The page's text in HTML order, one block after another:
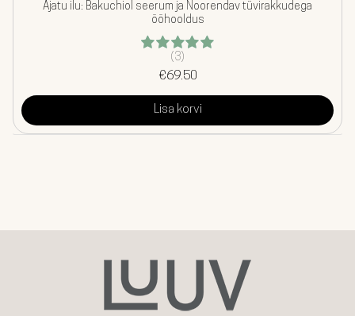
Ajatu ilu: Bakuchiol seerum ja Noorendav tüvirakkudega
ööhooldus
Hinnanguga
5.00/ 5
€69.50
(3)
Lisa korvi